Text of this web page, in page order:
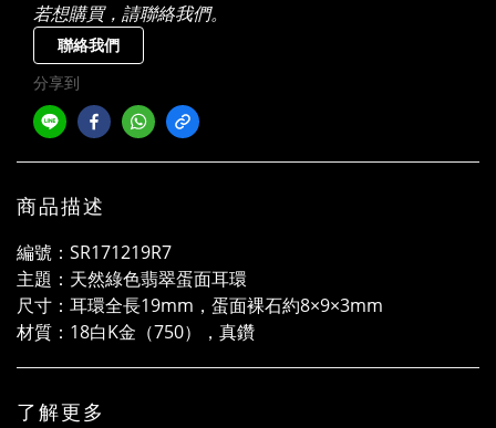
若想購買，請聯絡我們。
聯絡我們
分享到
商品描述
編號：SR171219R7
主題：天然綠色翡翠蛋面耳環
尺寸：耳環全長19mm，蛋面裸石約8×9×3mm
材質：18白K金（750），真鑽
了解更多